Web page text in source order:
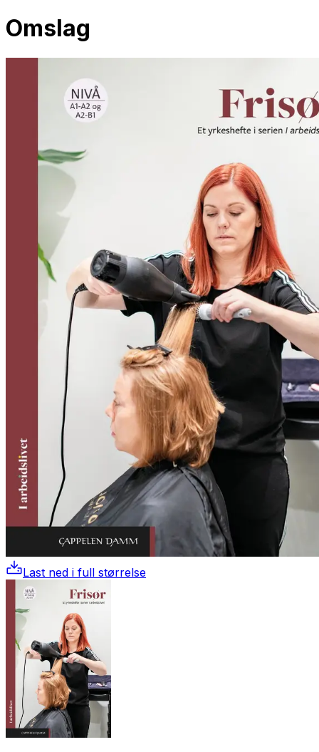
Omslag
Last ned i full størrelse